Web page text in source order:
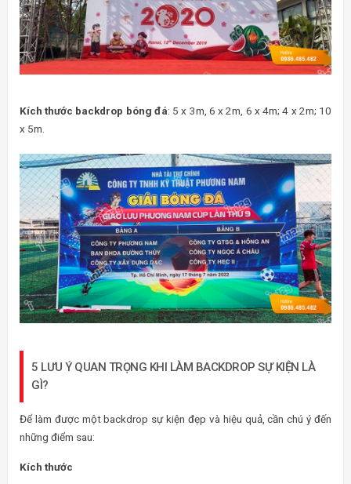
Kích thước backdrop bóng đá: 5 x 3m, 6 x 2m, 6 x 4m; 4 x 2m; 10
x 5m.
5 LƯU Ý QUAN TRỌNG KHI LÀM BACKDROP SỰ KIỆN LÀ
GÌ?
Để làm được một backdrop sự kiện đẹp và hiệu quả, cần chú ý đến
những điểm sau:
Kích thước